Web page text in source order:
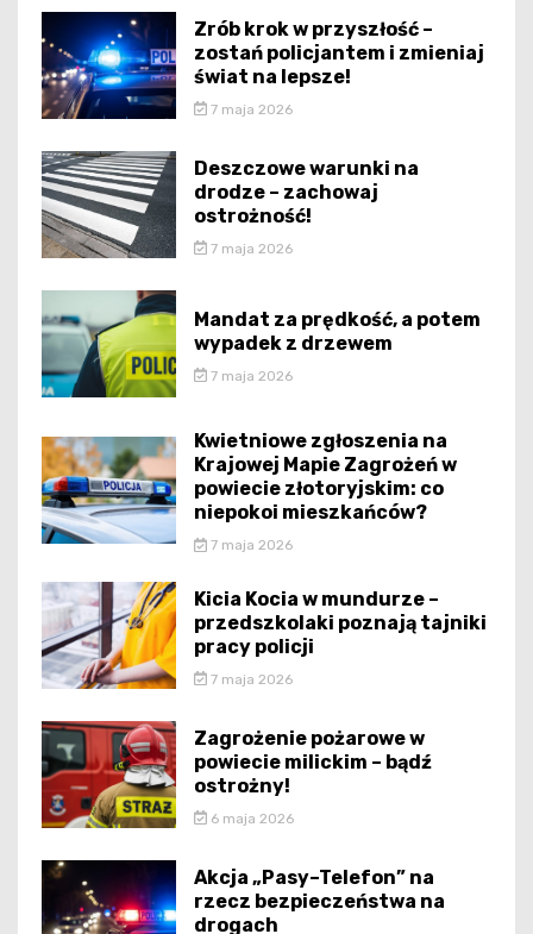
Zrób krok w przyszłość –
zostań policjantem i zmieniaj
świat na lepsze!
7 maja 2026
Deszczowe warunki na
drodze – zachowaj
ostrożność!
7 maja 2026
Mandat za prędkość, a potem
wypadek z drzewem
7 maja 2026
Kwietniowe zgłoszenia na
Krajowej Mapie Zagrożeń w
powiecie złotoryjskim: co
niepokoi mieszkańców?
7 maja 2026
Kicia Kocia w mundurze –
przedszkolaki poznają tajniki
pracy policji
7 maja 2026
Zagrożenie pożarowe w
powiecie milickim – bądź
ostrożny!
6 maja 2026
Akcja „Pasy–Telefon” na
rzecz bezpieczeństwa na
drogach